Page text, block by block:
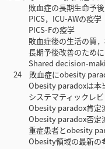
敗血症の長期生命予後
PICS，ICU-AWの疫学
PICS-Fの疫学
敗血症後の生活の質，
長期予後改善のために
Shared decision-
24 敗血症にobesity
Obesity paradoxは本当
システマティックレビュ
Obesity paradox肯定
Obesity paradox否定
重症患者とobesity
Obesity領域の最新の